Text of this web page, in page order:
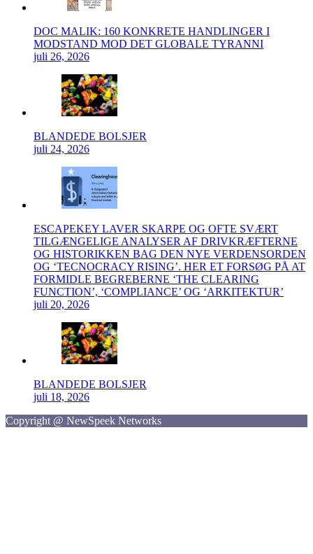
DOC MALIK: 160 KONKRETE HANDLINGER I
MODSTAND MOD DET GLOBALE TYRANNI
juli 26, 2026
BLANDEDE BOLSJER
juli 24, 2026
ESCAPEKEY LAVER SKARPE OG OFTE SVÆRT
TILGÆNGELIGE ANALYSER AF DRIVKRÆFTERNE
OG HISTORIKKEN BAG DEN NYE VERDENSORDEN
OG ‘TECNOCRACY RISING’. HER ET FORSØG PÅ AT
FORMIDLE BEGREBERNE ‘THE CLEARING
FUNCTION’, ‘COMPLIANCE’ OG ‘ARKITEKTUR’
juli 20, 2026
BLANDEDE BOLSJER
juli 18, 2026
Copyright @ NewSpeek Networks